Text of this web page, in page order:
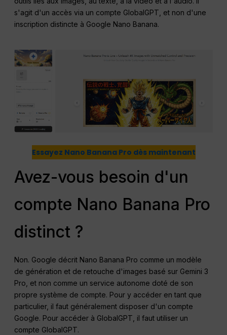
s'agit d'un accès via un compte GlobalGPT, et non d'une
inscription distincte à Google Nano Banana.
Essayez Nano Banana Pro dès maintenant
Avez-vous besoin d'un
compte Nano Banana Pro
distinct ?
Non. Google décrit Nano Banana Pro comme un modèle
de génération et de retouche d'images basé sur Gemini 3
Pro, et non comme un service autonome doté de son
propre système de compte. Pour y accéder en tant que
particulier, il faut généralement disposer d'un compte
Google. Pour accéder à GlobalGPT, il faut utiliser un
compte GlobalGPT.